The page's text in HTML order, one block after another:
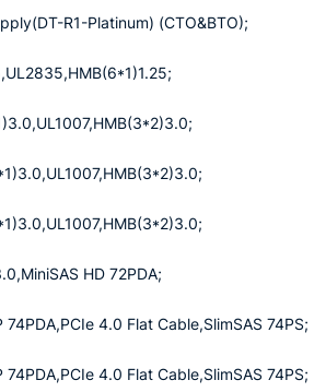
R1-Platinum) (CTO&BTO);
HD 72PDA;
4.0 Flat Cable,SlimSAS 74PS;
4.0 Flat Cable,SlimSAS 74PS;